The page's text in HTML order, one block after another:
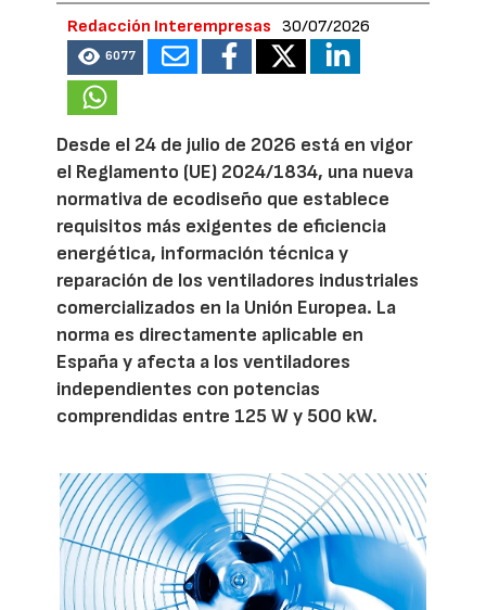
Redacción Interempresas 30/07/2026
6077
Desde el 24 de julio de 2026 está en vigor
el Reglamento (UE) 2024/1834, una nueva
normativa de ecodiseño que establece
requisitos más exigentes de eficiencia
energética, información técnica y
reparación de los ventiladores industriales
comercializados en la Unión Europea. La
norma es directamente aplicable en
España y afecta a los ventiladores
independientes con potencias
comprendidas entre 125 W y 500 kW.